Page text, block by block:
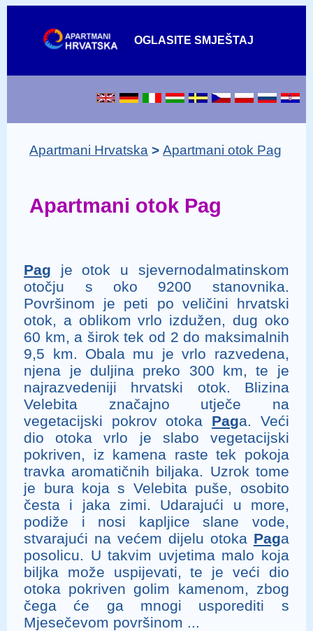
OGLASITE SMJEŠTAJ
Apartmani Hrvatska Apartmani otok Pag
Apartmani otok Pag
Pag je otok u sjevernodalmatinskom
otočju s oko 9200 stanovnika.
Površinom je peti po veličini hrvatski
otok, a oblikom vrlo izdužen, dug oko
60 km, a širok tek od 2 do maksimalnih
9,5 km. Obala mu je vrlo razvedena,
njena je duljina preko 300 km, te je
najrazvedeniji hrvatski otok. Blizina
Velebita značajno utječe na
vegetacijski pokrov otoka Paga. Veći
dio otoka vrlo je slabo vegetacijski
pokriven, iz kamena raste tek pokoja
travka aromatičnih biljaka. Uzrok tome
je bura koja s Velebita puše, osobito
česta i jaka zimi. Udarajući u more,
podiže i nosi kapljice slane vode,
stvarajući na većem dijelu otoka Paga
posolicu. U takvim uvjetima malo koja
biljka može uspijevati, te je veći dio
otoka pokriven golim kamenom, zbog
čega će ga mnogi usporediti s
Mjesečevom površinom ...